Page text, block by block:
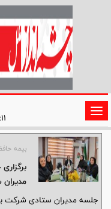
تغییر
وضعیت
ناوبری
بیمه
جلسه مدیران ستادی شرکت